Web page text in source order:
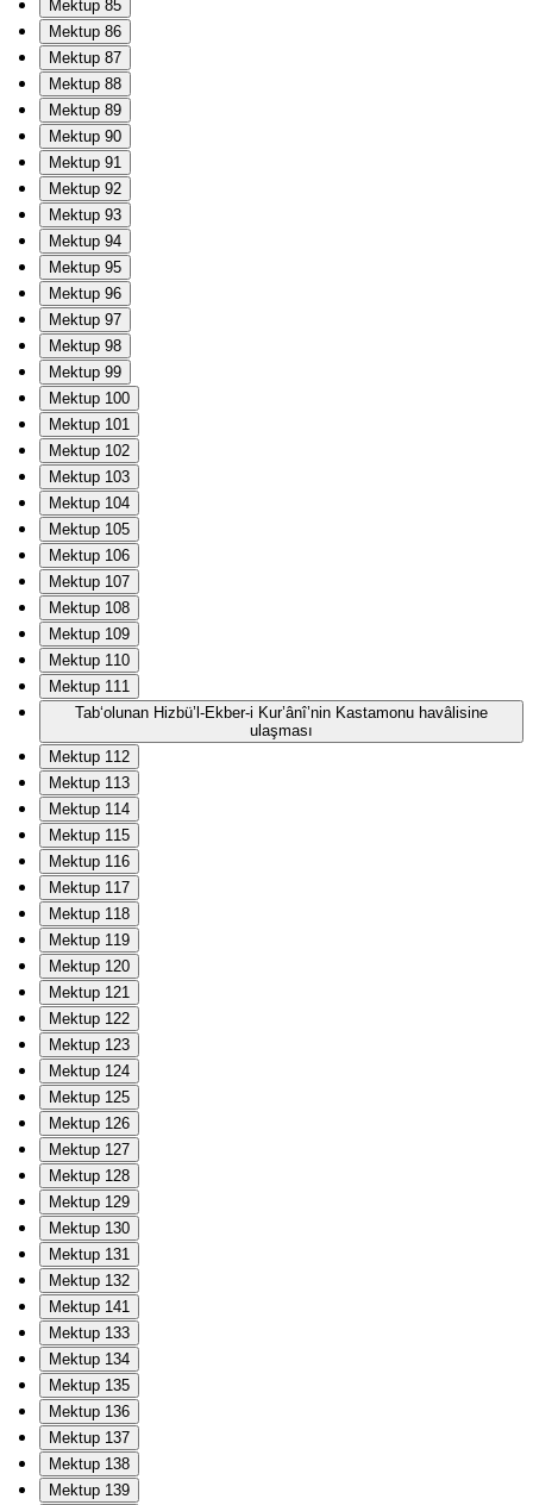
Mektup 85
Mektup 86
Mektup 87
Mektup 88
Mektup 89
Mektup 90
Mektup 91
Mektup 92
Mektup 93
Mektup 94
Mektup 95
Mektup 96
Mektup 97
Mektup 98
Mektup 99
Mektup 100
Mektup 101
Mektup 102
Mektup 103
Mektup 104
Mektup 105
Mektup 106
Mektup 107
Mektup 108
Mektup 109
Mektup 110
Mektup 111
Tab‘olunan Hizbü’l-Ekber-i Kur’ânî’nin Kastamonu havâlisine
ulaşması
Mektup 112
Mektup 113
Mektup 114
Mektup 115
Mektup 116
Mektup 117
Mektup 118
Mektup 119
Mektup 120
Mektup 121
Mektup 122
Mektup 123
Mektup 124
Mektup 125
Mektup 126
Mektup 127
Mektup 128
Mektup 129
Mektup 130
Mektup 131
Mektup 132
Mektup 141
Mektup 133
Mektup 134
Mektup 135
Mektup 136
Mektup 137
Mektup 138
Mektup 139